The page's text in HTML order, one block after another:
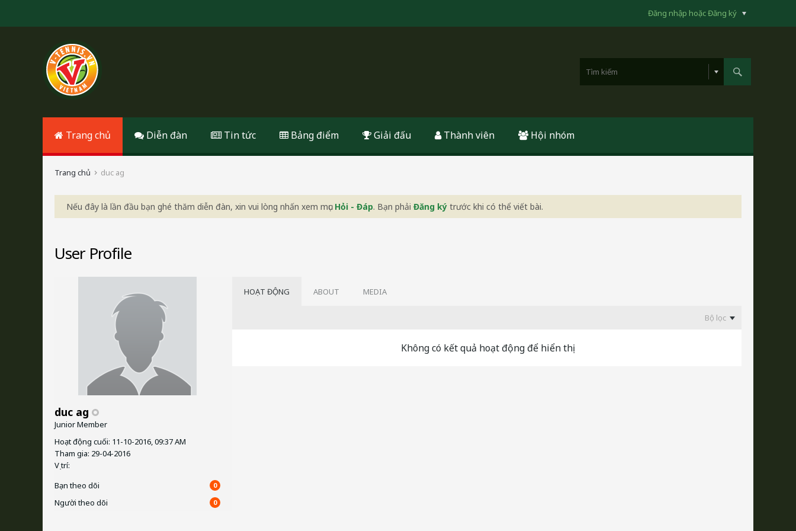
Đăng nhập hoặc Đăng ký
Trang chủ Diễn đàn Tin tức Bảng điểm Giải đấu Thành viên Hội nhóm
Trang chủ duc ag
Nếu đây là lần đầu bạn ghé thăm diễn đàn, xin vui lòng nhấn xem mục Hỏi - Đáp. Bạn phải Đăng ký trước khi có thể viết bài.
User Profile
duc ag
Junior Member
Hoạt động cuối: 11-10-2016, 09:37 AM
Tham gia: 29-04-2016
Vị trí:
Bạn theo dõi
0
Người theo dõi 0
HOẠT ĐỘNG ABOUT MEDIA
Bộ lọc
Không có kết quả hoạt động để hiển thị